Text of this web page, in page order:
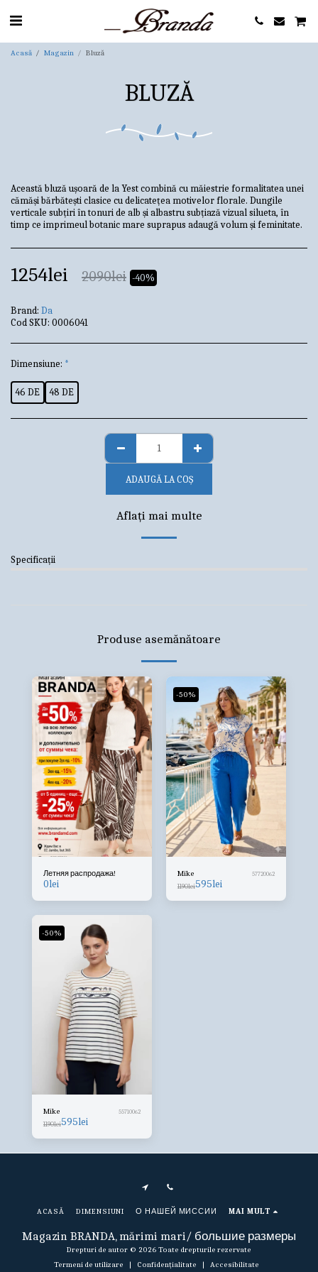
Acasă Magazin Bluză
BLUZĂ
Această bluză ușoară de la Yest combină cu măiestrie formalitatea unei
cămăși bărbătești clasice cu delicatețea motivelor florale. Dungile
verticale subțiri în tonuri de alb și albastru subțiază vizual silueta, în
timp ce imprimeul botanic mare suprapus adaugă volum și feminitate.
1254lei 2090lei -40%
Brand: Da
Cod SKU: 0006041
Dimensiune: *
46 DE 48 DE
ADAUGĂ LA COŞ
Aflați mai multe
Specificații
Produse asemănătoare
Летняя распродажа!
0lei
-50%
Mike 57720062
1190lei595lei
-50%
Mike 55710062
1190lei595lei
Magazin BRANDA, mărimi mari/ большие размеры
Drepturi de autor © 2026 Toate drepturile rezervate
Termeni de utilizare | Confidențialitate | Accesibilitate
ACASĂ DIMENSIUNI О НАШЕЙ МИССИИ MAI MULT